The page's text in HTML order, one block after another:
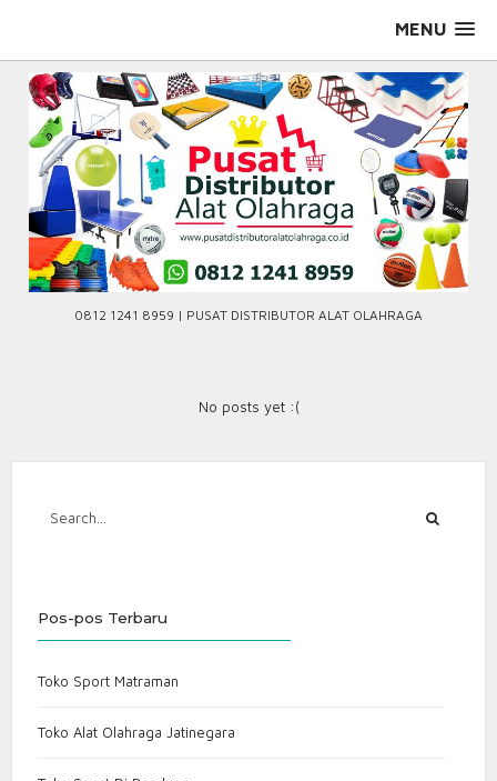
MENU
0812 1241 8959 | PUSAT DISTRIBUTOR ALAT OLAHRAGA
No posts yet :(
Pos-pos Terbaru
Toko Sport Matraman
Toko Alat Olahraga Jatinegara